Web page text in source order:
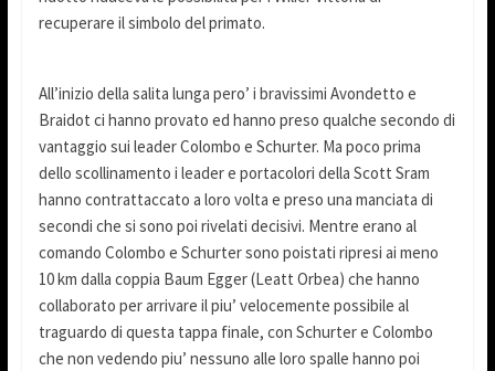
recuperare il simbolo del primato.
All’inizio della salita lunga pero’ i bravissimi Avondetto e
Braidot ci hanno provato ed hanno preso qualche secondo di
vantaggio sui leader Colombo e Schurter. Ma poco prima
dello scollinamento i leader e portacolori della Scott Sram
hanno contrattaccato a loro volta e preso una manciata di
secondi che si sono poi rivelati decisivi. Mentre erano al
comando Colombo e Schurter sono poistati ripresi ai meno
10 km dalla coppia Baum Egger (Leatt Orbea) che hanno
collaborato per arrivare il piu’ velocemente possibile al
traguardo di questa tappa finale, con Schurter e Colombo
che non vedendo piu’ nessuno alle loro spalle hanno poi